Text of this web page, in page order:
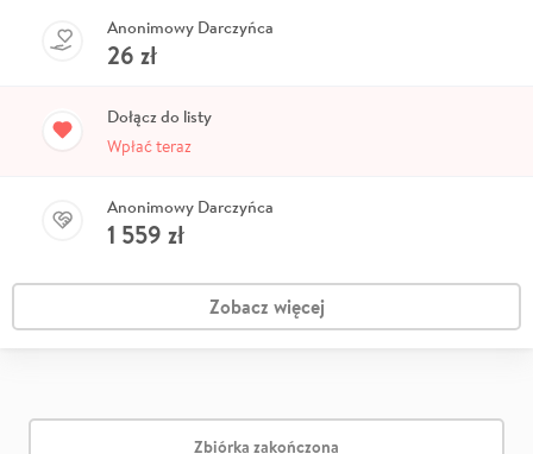
Anonimowy Darczyńca
26 zł
Dołącz do listy
Wpłać teraz
Anonimowy Darczyńca
1 559 zł
Zobacz więcej
Zbiórka zakończona